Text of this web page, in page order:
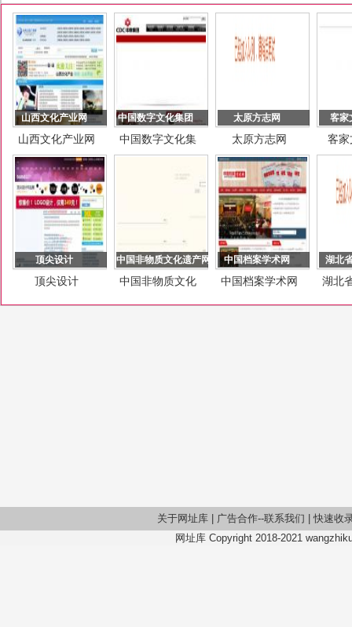
山西文化产业网
山西文化产业网
中国数字文化集团
中国数字文化集
团
太原方志网
太原方志网
客家
客家
顶尖设计
顶尖设计
中国非物质文化遗产网
中国非物质文化
中国档案学术网
中国档案学术网
湖北
湖北
关于网址库 广告合作--联系我们
快速收
网址库 Copyright 2018-2021